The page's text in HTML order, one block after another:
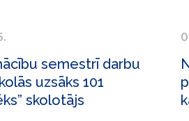
semestrī darbu
uzsāks 101
skolotājs